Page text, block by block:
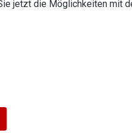
jetzt die Möglichkeiten mit